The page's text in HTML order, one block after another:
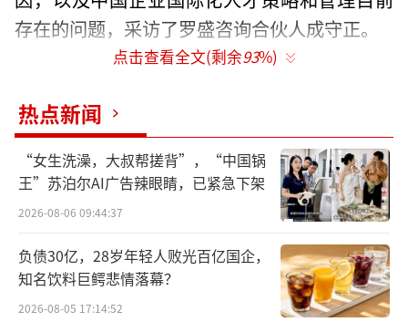
存在的问题，采访了罗盛咨询合伙人成守正。
成守正认为出海是企业寻求发展空间的一
种选择，需要从线上和线下看待中国出海，绝
大部分的中国出海企业处于本土企业向中国全
球企业发展阶段，人才挑战更是一项核心问
题，中国企业在国际化的不同阶段有着不同的
人才需求。
据了解，成守正负责全球领导力咨询公司
罗盛咨询在智能制造，工业科技，金融科技和
点击查看全文(剩余93%)
热点新闻
“女生洗澡，大叔帮搓背”，“中国锅
王”苏泊尔AI广告辣眼睛，已紧急下架
2026-08-06 09:44:37
负债30亿，28岁年轻人败光百亿国企，
知名饮料巨鳄悲情落幕？
2026-08-05 17:14:52